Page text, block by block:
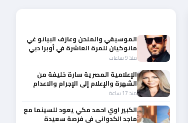
الموسيقي والملحن وعازف البيانو غي
مانوكيان للمرة العاشرة في أوبرا دبي
منذ 9 ساعات
الإعلامية المصرية سارة خليفة من
الشهرة والإعلام إلي الإجرام والاعدام
منذ 17 ساعة
الكبير اوي احمد مكي يعود للسينما مع
ماجد الكدواني في فرصة سعيدة